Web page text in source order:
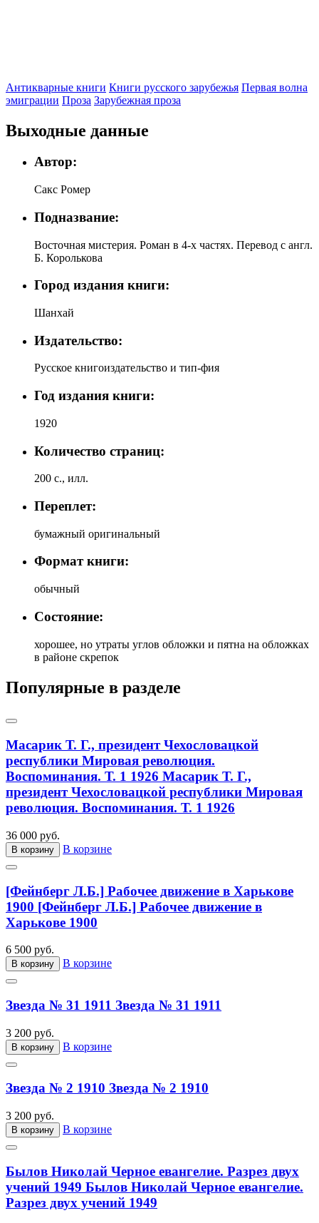
Антикварные книги Книги русского зарубежья Первая волна
эмиграции Проза Зарубежная проза
Выходные данные
Автор:
Сакс Ромер
Подназвание:
Восточная мистерия. Роман в 4-х частях. Перевод с англ.
Б. Королькова
Город издания книги:
Шанхай
Издательство:
Русское книгоиздательство и тип-фия
Год издания книги:
1920
Количество страниц:
200 с., илл.
Переплет:
бумажный оригинальный
Формат книги:
обычный
Состояние:
хорошее, но утраты углов обложки и пятна на обложках
в районе скрепок
Популярные в разделе
Масарик Т. Г., президент Чехословацкой
республики Мировая революция.
Воспоминания. Т. 1 1926 Масарик Т. Г.,
президент Чехословацкой республики Мировая
революция. Воспоминания. Т. 1 1926
36 000 руб.
В корзину В корзине
[Фейнберг Л.Б.] Рабочее движение в Харькове
1900 [Фейнберг Л.Б.] Рабочее движение в
Харькове 1900
6 500 руб.
В корзину В корзине
Звезда № 31 1911 Звезда № 31 1911
3 200 руб.
В корзину В корзине
Звезда № 2 1910 Звезда № 2 1910
3 200 руб.
В корзину В корзине
Былов Николай Черное евангелие. Разрез двух
учений 1949 Былов Николай Черное евангелие.
Разрез двух учений 1949